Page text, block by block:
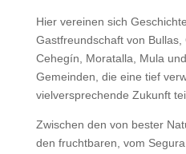
Hier vereinen sich
Gastfreundschaft von Bullas,
Cehegín, Moratalla, Mula
Gemeinden, die eine tief
vielversprechende Zukunft
Zwischen den von bester
den fruchtbaren, vom